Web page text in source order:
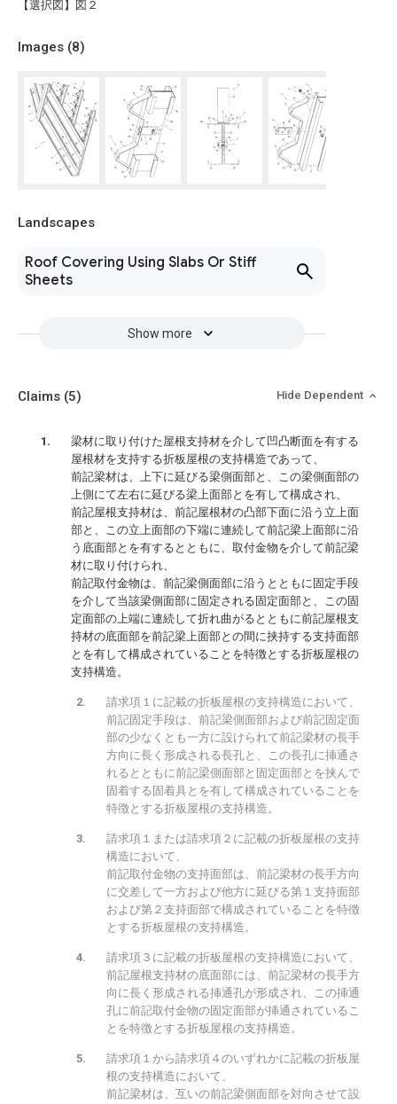
【選択図】図２
Images (8)
Landscapes
Roof Covering Using Slabs Or Stiff
Sheets
Show more
Claims (5) Hide Dependent
梁材に取り付けた屋根支持材を介して凹凸断面を有する
屋根材を支持する折板屋根の支持構造であって、
前記梁材は、上下に延びる梁側面部と、この梁側面部の
上側にて左右に延びる梁上面部とを有して構成され、
前記屋根支持材は、前記屋根材の凸部下面に沿う立上面
部と、この立上面部の下端に連続して前記梁上面部に沿
う底面部とを有するとともに、取付金物を介して前記梁
材に取り付けられ、
前記取付金物は、前記梁側面部に沿うとともに固定手段
を介して当該梁側面部に固定される固定面部と、この固
定面部の上端に連続して折れ曲がるとともに前記屋根支
持材の底面部を前記梁上面部との間に挟持する支持面部
とを有して構成されていることを特徴とする折板屋根の
支持構造。
請求項１に記載の折板屋根の支持構造において、
前記固定手段は、前記梁側面部および前記固定面
部の少なくとも一方に設けられて前記梁材の長手
方向に長く形成される長孔と、この長孔に挿通さ
れるとともに前記梁側面部と固定面部とを挟んで
固着する固着具とを有して構成されていることを
特徴とする折板屋根の支持構造。
請求項１または請求項２に記載の折板屋根の支持
構造において、
前記取付金物の支持面部は、前記梁材の長手方向
に交差して一方および他方に延びる第１支持面部
および第２支持面部で構成されていることを特徴
とする折板屋根の支持構造。
請求項３に記載の折板屋根の支持構造において、
前記屋根支持材の底面部には、前記梁材の長手方
向に長く形成される挿通孔が形成され、この挿通
孔に前記取付金物の固定面部が挿通されているこ
とを特徴とする折板屋根の支持構造。
請求項１から請求項４のいずれかに記載の折板屋
根の支持構造において、
前記梁材は、互いの前記梁側面部を対向させて設